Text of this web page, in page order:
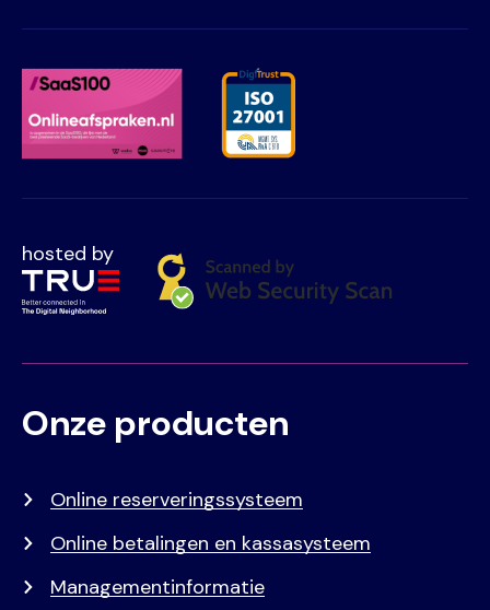
hosted by
Voet
Primair
Onze producten
Online reserveringssysteem
Online betalingen en kassasysteem
Managementinformatie